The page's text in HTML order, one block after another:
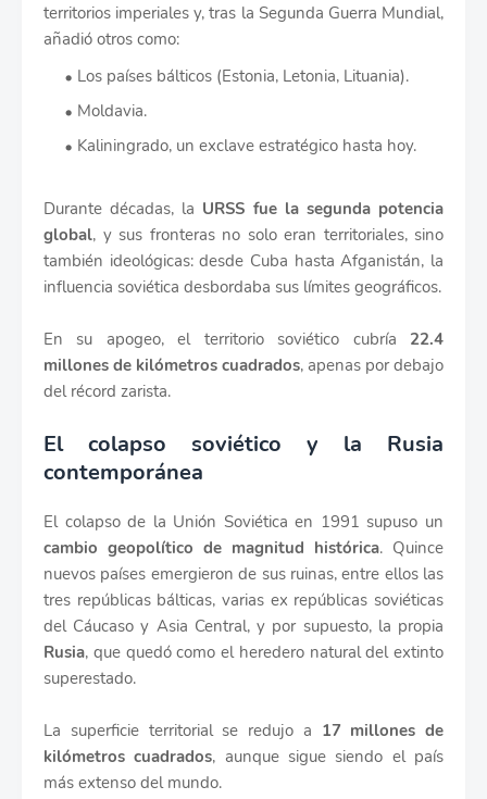
territorios imperiales y, tras la Segunda Guerra Mundial,
añadió otros como:
Los países bálticos (Estonia, Letonia, Lituania).
Moldavia.
Kaliningrado, un exclave estratégico hasta hoy.
Durante décadas, la URSS fue la segunda potencia
global, y sus fronteras no solo eran territoriales, sino
también ideológicas: desde Cuba hasta Afganistán, la
influencia soviética desbordaba sus límites geográficos.
En su apogeo, el territorio soviético cubría 22.4
millones de kilómetros cuadrados, apenas por debajo
del récord zarista.
El colapso soviético y la Rusia
contemporánea
El colapso de la Unión Soviética en 1991 supuso un
cambio geopolítico de magnitud histórica. Quince
nuevos países emergieron de sus ruinas, entre ellos las
tres repúblicas bálticas, varias ex repúblicas soviéticas
del Cáucaso y Asia Central, y por supuesto, la propia
Rusia, que quedó como el heredero natural del extinto
superestado.
La superficie territorial se redujo a 17 millones de
kilómetros cuadrados, aunque sigue siendo el país
más extenso del mundo.